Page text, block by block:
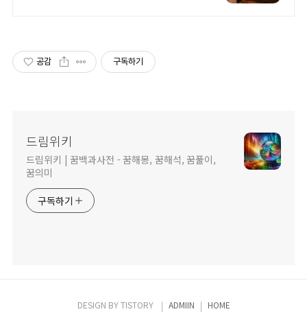
공감 구독하기
드림위키
드림위키 | 꿈백과사전 - 꿈해몽, 꿈해석, 꿈풀이,
꿈의미
구독하기
DESIGN BYTISTORY ADMIIN HOME